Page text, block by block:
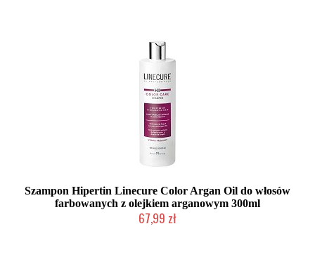
Szampon Hipertin Linecure Color Argan Oil do włosów
farbowanych z olejkiem arganowym 300ml
67,99 zł